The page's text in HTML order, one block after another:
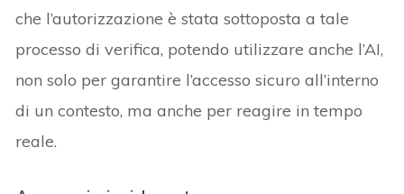
che l’autorizzazione è stata sottoposta a tale
processo di verifica, potendo utilizzare anche l’AI,
non solo per garantire l’accesso sicuro all’interno
di un contesto, ma anche per reagire in tempo
reale.